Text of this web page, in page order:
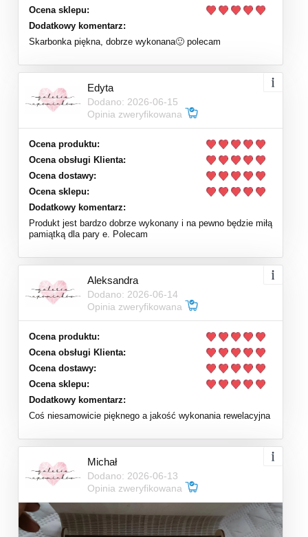
Ocena sklepu:
Dodatkowy komentarz:
Skarbonka piękna, dobrze wykonana🙂 polecam
Edyta
Dodano: 2026-06-15
Opinia zweryfikowana
Ocena produktu:
Ocena obsługi Klienta:
Ocena dostawy:
Ocena sklepu:
Dodatkowy komentarz:
Produkt jest bardzo dobrze wykonany i na pewno będzie miłą
pamiątką dla pary e. Polecam
Aleksandra
Dodano: 2026-06-14
Opinia zweryfikowana
Ocena produktu:
Ocena obsługi Klienta:
Ocena dostawy:
Ocena sklepu:
Dodatkowy komentarz:
Coś niesamowicie pięknego a jakość wykonania rewelacyjna
Michał
Dodano: 2026-06-13
Opinia zweryfikowana